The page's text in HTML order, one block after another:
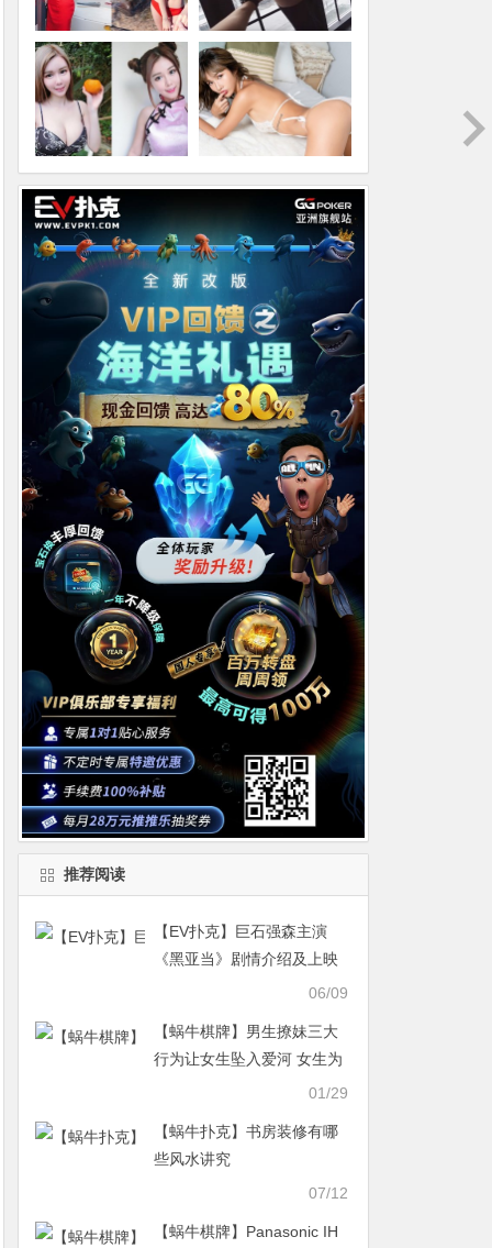
推荐阅读
【EV扑克】巨石强森主演
《黑亚当》剧情介绍及上映
06/09
【蜗牛棋牌】男生撩妹三大
行为让女生坠入爱河 女生为
什么抵挡不住男生撩妹行为
01/29
【蜗牛扑克】书房装修有哪
些风水讲究
07/12
【蜗牛棋牌】Panasonic IH